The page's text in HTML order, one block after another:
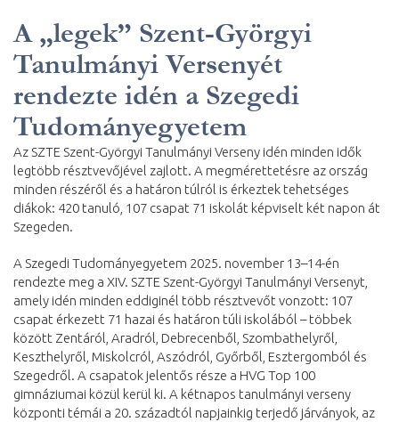
A „legek” Szent-Györgyi
Tanulmányi Versenyét
rendezte idén a Szegedi
Tudományegyetem
Az SZTE Szent-Györgyi Tanulmányi Verseny idén minden idők
legtöbb résztvevőjével zajlott. A megmérettetésre az ország
minden részéről és a határon túlról is érkeztek tehetséges
diákok: 420 tanuló, 107 csapat 71 iskolát képviselt két napon át
Szegeden.
A Szegedi Tudományegyetem 2025. november 13–14-én
rendezte meg a XIV. SZTE Szent-Györgyi Tanulmányi Versenyt,
amely idén minden eddiginél több résztvevőt vonzott: 107
csapat érkezett 71 hazai és határon túli iskolából – többek
között Zentáról, Aradról, Debrecenből, Szombathelyről,
Keszthelyről, Miskolcról, Aszódról, Győrből, Esztergomból és
Szegedről. A csapatok jelentős része a HVG Top 100
gimnáziumai közül kerül ki. A kétnapos tanulmányi verseny
központi témái a 20. századtól napjainkig terjedő járványok, az